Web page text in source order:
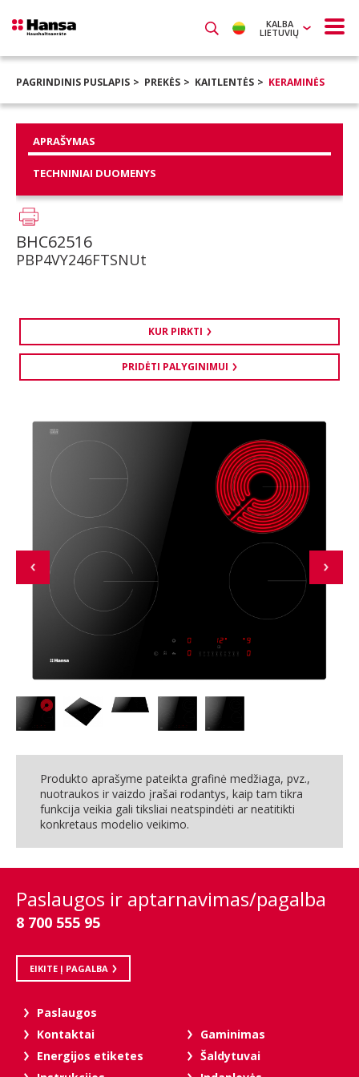
KALBA
LIETUVIŲ
PAGRINDINIS PUSLAPIS PREKĖS KAITLENTĖS KERAMINĖS
Produkto aprašyme pateikta grafinė medžiaga, pvz.,
nuotraukos ir vaizdo įrašai rodantys, kaip tam tikra
funkcija veikia gali tiksliai neatspindėti ar neatitikti
konkretaus modelio veikimo.
APRAŠYMAS
TECHNINIAI DUOMENYS
BHC62516
PBP4VY246FTSNUt
KUR PIRKTI
PRIDĖTI PALYGINIMUI
Paslaugos ir aptarnavimas/pagalba
8 700 555 95
EIKITE Į PAGALBA
Paslaugos
Kontaktai
Energijos etiketes
Gaminimas
Šaldytuvai